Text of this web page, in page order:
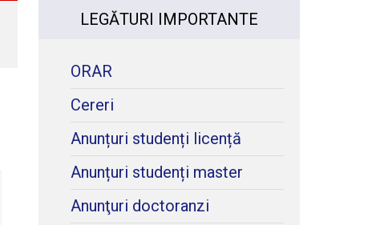
LEGĂTURI IMPORTANTE
ORAR
Cereri
Anunțuri studenți licență
Anunțuri studenți master
Anunţuri doctoranzi